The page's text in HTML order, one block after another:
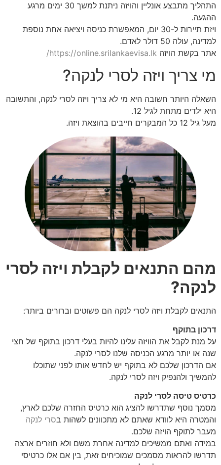
התהליך מתבצע אונליין והויזה ניתנת למשך 30 ימים מרגע
ההגעה​​.
ויזת תיירות ל-30 יום, המאפשרת כניסה ויציאה אחת נוספת
למדינה, עולה 50 דולר לאדם​​.
אתר בקשת הויזה https://online.srilankaevisa.lk/
מי צריך ויזה לסרי לנקה?
השאלה היותר חשובה היא מי לא צריך ויזה לסרי לנקה, והתשובה
היא ילדים מתחת לגיל 12.
מעל גיל 12 כל המבקרים חייבים בהוצאת ויזה.
מהם התנאים לקבלת ויזה לסרי
לנקה?
התנאים לקבלת ויזה לסרי לנקה הם פשוטים וברורים ביותר:
דרכון בתוקף
על מנת לקבל את הוויזה עלינו להיות בעלי דרכון בתוקף של חצי
שנה או יותר מרגע הכניסה שלנו לסרי לנקה.
אם הדרכון שלכם לא בתוקף יש לחדש אותו לפני שתוכלו
להמשיך ולהנפיק ויזה לסרי לנקה.
כרטיס טיסה לסרי לנקה
מסמך נוסף שתדרשו להציג הוא כרטיס החזרה שלכם לארץ,
והמטרה היא לוודא שאתם לא מתכוונים לשהות בסרי לנקה
מעבר לתוקף הויזה שלכם.
במידה ואתם ממשיכים למדינה אחרת משם ולא חוזרים ארצה
תדרשו להראות מסמכים שמוכיחים זאת, בין אם אלו כרטיסי